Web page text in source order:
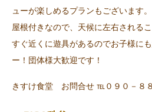
ューが楽しめるプランもございます。
屋根付きなので、天候に左右される
すぐ近くに遊具があるのでお子様に
ー！団体様大歓迎です！
きすけ食堂 お問合せ ℡０９０－８